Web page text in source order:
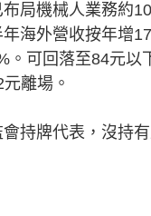
局機械人業務約
海外營收按年增
。可回落至84元以
離場。
牌代表，沒持有